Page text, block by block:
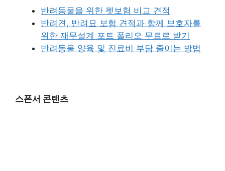
반려동물을 위한 펫보험 비교 견적
반려견, 반려묘 보험 견적과 함께 보호자를
위한 재무설계 포트 폴리오 무료로 받기
반려동물 양육 및 진료비 부담 줄이는 방법
스폰서 콘텐츠